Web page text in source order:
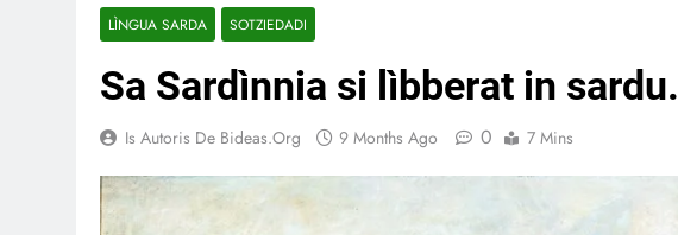
LÌNGUA SARDA SOTZIEDADI
Sa Sardìnnia si lìbberat in sardu.
Is Autoris De Bideas.org 9 Months Ago 0 7 Mins